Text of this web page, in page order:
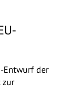
Entwurf der
zur